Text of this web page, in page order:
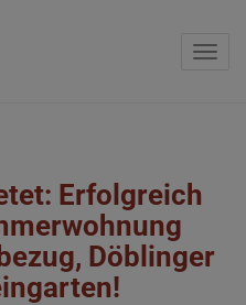
Erfolgreich
Döblinger